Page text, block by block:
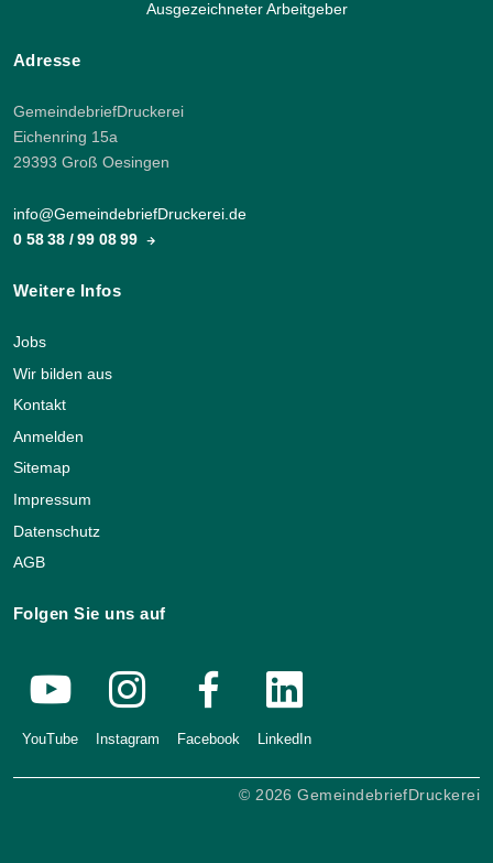
Ausgezeichneter Arbeitgeber
Adresse
GemeindebriefDruckerei
Eichenring 15a
29393 Groß Oesingen
info@GemeindebriefDruckerei.de
0 58 38 / 99 08 99
Weitere Infos
Jobs
Wir bilden aus
Kontakt
Anmelden
Sitemap
Impressum
Datenschutz
AGB
Folgen Sie uns auf
YouTube Instagram Facebook LinkedIn
© 2026 GemeindebriefDruckerei